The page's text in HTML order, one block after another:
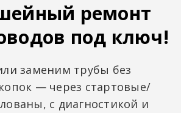
ремонт
под ключ!
заменим трубы без
— через стартовые/
с диагностикой и